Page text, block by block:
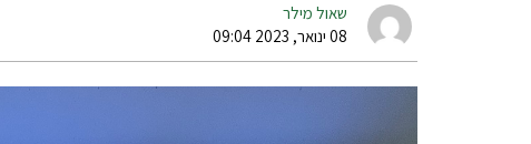
שאול מילר
08 ינואר, 2023 09:04